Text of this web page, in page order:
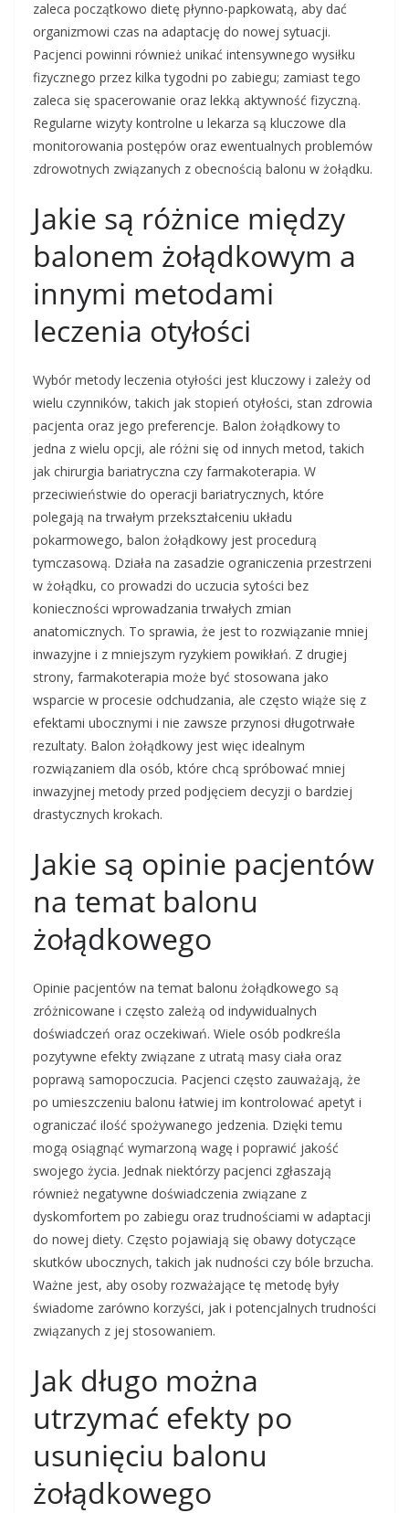
zaleca początkowo dietę płynno-papkowatą, aby dać
organizmowi czas na adaptację do nowej sytuacji.
Pacjenci powinni również unikać intensywnego wysiłku
fizycznego przez kilka tygodni po zabiegu; zamiast tego
zaleca się spacerowanie oraz lekką aktywność fizyczną.
Regularne wizyty kontrolne u lekarza są kluczowe dla
monitorowania postępów oraz ewentualnych problemów
zdrowotnych związanych z obecnością balonu w żołądku.
Jakie są różnice między
balonem żołądkowym a
innymi metodami
leczenia otyłości
Wybór metody leczenia otyłości jest kluczowy i zależy od
wielu czynników, takich jak stopień otyłości, stan zdrowia
pacjenta oraz jego preferencje. Balon żołądkowy to
jedna z wielu opcji, ale różni się od innych metod, takich
jak chirurgia bariatryczna czy farmakoterapia. W
przeciwieństwie do operacji bariatrycznych, które
polegają na trwałym przekształceniu układu
pokarmowego, balon żołądkowy jest procedurą
tymczasową. Działa na zasadzie ograniczenia przestrzeni
w żołądku, co prowadzi do uczucia sytości bez
konieczności wprowadzania trwałych zmian
anatomicznych. To sprawia, że jest to rozwiązanie mniej
inwazyjne i z mniejszym ryzykiem powikłań. Z drugiej
strony, farmakoterapia może być stosowana jako
wsparcie w procesie odchudzania, ale często wiąże się z
efektami ubocznymi i nie zawsze przynosi długotrwałe
rezultaty. Balon żołądkowy jest więc idealnym
rozwiązaniem dla osób, które chcą spróbować mniej
inwazyjnej metody przed podjęciem decyzji o bardziej
drastycznych krokach.
Jakie są opinie pacjentów
na temat balonu
żołądkowego
Opinie pacjentów na temat balonu żołądkowego są
zróżnicowane i często zależą od indywidualnych
doświadczeń oraz oczekiwań. Wiele osób podkreśla
pozytywne efekty związane z utratą masy ciała oraz
poprawą samopoczucia. Pacjenci często zauważają, że
po umieszczeniu balonu łatwiej im kontrolować apetyt i
ograniczać ilość spożywanego jedzenia. Dzięki temu
mogą osiągnąć wymarzoną wagę i poprawić jakość
swojego życia. Jednak niektórzy pacjenci zgłaszają
również negatywne doświadczenia związane z
dyskomfortem po zabiegu oraz trudnościami w adaptacji
do nowej diety. Często pojawiają się obawy dotyczące
skutków ubocznych, takich jak nudności czy bóle brzucha.
Ważne jest, aby osoby rozważające tę metodę były
świadome zarówno korzyści, jak i potencjalnych trudności
związanych z jej stosowaniem.
Jak długo można
utrzymać efekty po
usunięciu balonu
żołądkowego